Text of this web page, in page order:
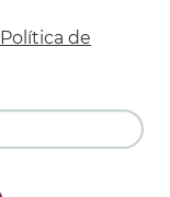
Política de